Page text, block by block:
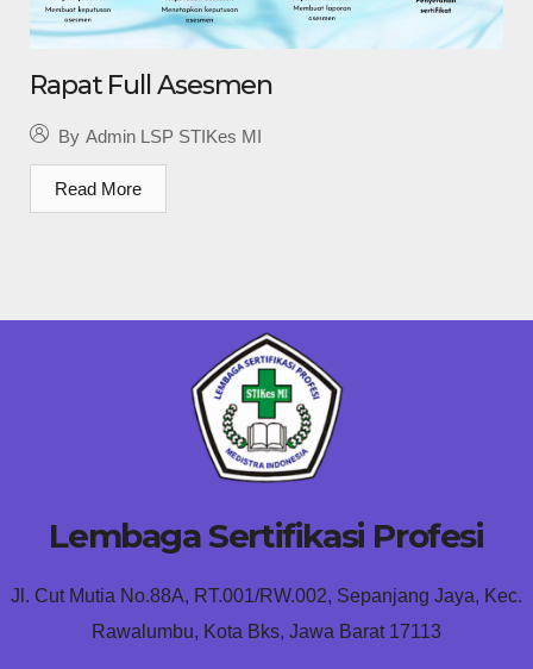
Rapat Full Asesmen
By Admin LSP STIKes MI
Read More
Lembaga Sertifikasi Profesi
Jl. Cut Mutia No.88A, RT.001/RW.002, Sepanjang Jaya, Kec.
Rawalumbu, Kota Bks, Jawa Barat 17113